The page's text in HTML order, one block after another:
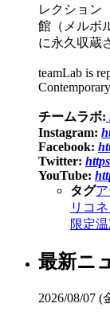
レクション
館（メルボ
に永久収蔵
teamLab is
チームラボ:
Instagram:
Facebook:
Twitter:
YouTube:
タグア
リコネ
限定
最新ニ
2026/08/07 (